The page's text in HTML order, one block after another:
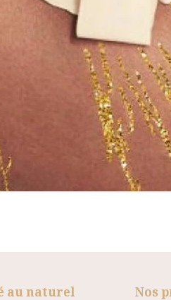
au naturel Nos